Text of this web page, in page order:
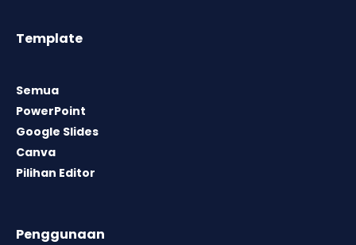
Template
Semua
PowerPoint
Google Slides
Canva
Pilihan Editor
Penggunaan